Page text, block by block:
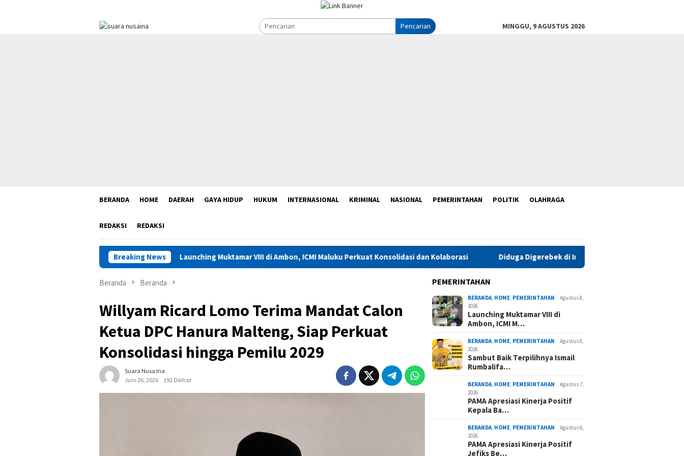
Pencarian MINGGU, 9 AGUSTUS 2026
BERANDA HOME DAERAH GAYA HIDUP HUKUM INTERNASIONAL KRIMINAL NASIONAL PEMERINTAHAN POLITIK OLAHRAGA
REDAKSI REDAKSI
Breaking News
Launching Muktamar VIII di Ambon, ICMI Maluku Perkuat Konsolidasi dan Kolaborasi Diduga Digerebek di Indekos, Oknum Polwan Polda Maluku Kembali
Beranda Beranda
Willyam Ricard Lomo Terima Mandat Calon
Ketua DPC Hanura Malteng, Siap Perkuat
Konsolidasi hingga Pemilu 2029
Suara Nusa Ina
Juni 26, 2026
192 Dilihat
PEMERINTAHAN
BERANDA, HOME, PEMERINTAHAN
Agustus 8,
2026
Launching Muktamar VIII di
Ambon, ICMI M…
BERANDA, HOME, PEMERINTAHAN
Agustus 8,
2026
Sambut Baik Terpilihnya Ismail
Rumbalifa…
BERANDA, HOME, PEMERINTAHAN
Agustus 7,
2026
PAMA Apresiasi Kinerja Positif
Kepala Ba…
BERANDA, HOME, PEMERINTAHAN
Agustus 6,
2026
PAMA Apresiasi Kinerja Positif
Jefiks Be…